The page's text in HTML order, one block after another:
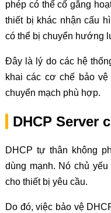
phép có thể cố gắng
thiết bị khác nhận cấu
có thể bị chuyển hướng
Đây là lý do các hệ
khai các cơ chế bảo
chuyển mạch phù hợp.
DHCP Server
DHCP tự thân không
dùng mạnh. Nó chủ
cho thiết bị yêu cầu.
Do đó, việc bảo vệ